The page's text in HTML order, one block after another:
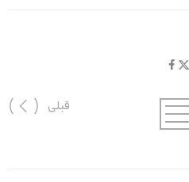
قبلی